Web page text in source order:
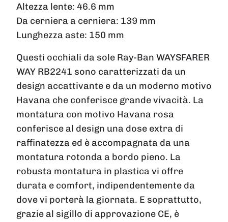
Altezza lente: 46.6 mm
Da cerniera a cerniera: 139 mm
Lunghezza aste: 150 mm
Questi occhiali da sole Ray-Ban WAYSFARER
WAY RB2241 sono caratterizzati da un
design accattivante e da un moderno motivo
Havana che conferisce grande vivacità. La
montatura con motivo Havana rosa
conferisce al design una dose extra di
raffinatezza ed è accompagnata da una
montatura rotonda a bordo pieno. La
robusta montatura in plastica vi offre
durata e comfort, indipendentemente da
dove vi porterà la giornata. E soprattutto,
grazie al sigillo di approvazione CE, è